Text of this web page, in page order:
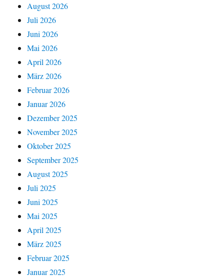
August 2026
Juli 2026
Juni 2026
Mai 2026
April 2026
März 2026
Februar 2026
Januar 2026
Dezember 2025
November 2025
Oktober 2025
September 2025
August 2025
Juli 2025
Juni 2025
Mai 2025
April 2025
März 2025
Februar 2025
Januar 2025